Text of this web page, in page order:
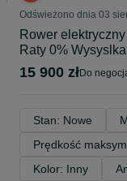
Odświeżono dnia 03
Rower
Raty 0%
15 900 zł do
Stan: Nowe
Prędkość
Kolor: Inny